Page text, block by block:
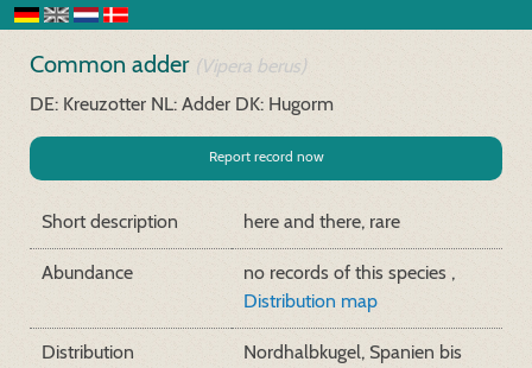
Common adder (Vipera berus)
DE: Kreuzotter NL: Adder DK: Hugorm
Report record now
Short description here and there, rare
Abundance
no records of this species ,
Distribution map
Distribution
Nordhalbkugel, Spanien bis